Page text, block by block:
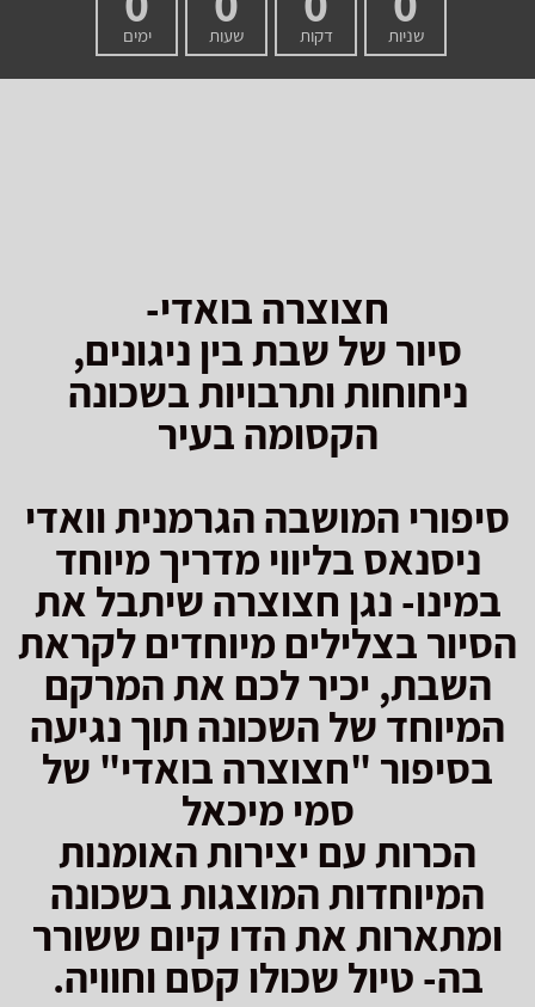
שניות דקות שעות ימים
חצוצרה בואדי-
סיור של שבת בין ניגונים,
ניחוחות ותרבויות בשכונה
הקסומה בעיר
סיפורי המושבה הגרמנית וואדי
ניסנאס בליווי מדריך מיוחד
במינו- נגן חצוצרה שיתבל את
הסיור בצלילים מיוחדים לקראת
השבת, יכיר לכם את המרקם
המיוחד של השכונה תוך נגיעה
בסיפור "חצוצרה בואדי" של
סמי מיכאל
הכרות עם יצירות האומנות
המיוחדות המוצגות בשכונה
ומתארות את הדו קיום ששורר
בה- טיול שכולו קסם וחוויה.